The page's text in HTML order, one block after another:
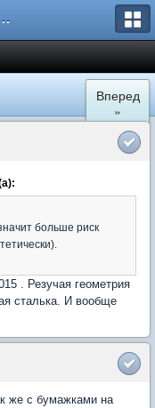
покупателей
Вперед
»
больше риск
. Резучая геометрия
сталька. И вообще
же с бумажками на